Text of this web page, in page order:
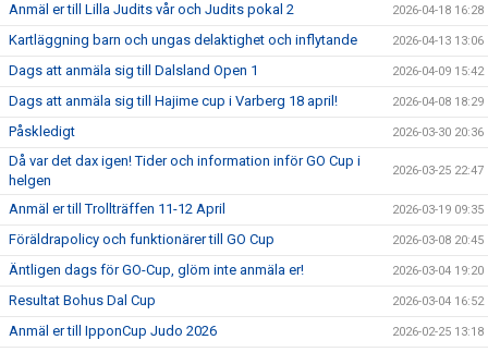
Anmäl er till Lilla Judits vår och Judits pokal 2 2026-04-18 16:28
Kartläggning barn och ungas delaktighet och inflytande 2026-04-13 13:06
Dags att anmäla sig till Dalsland Open 1 2026-04-09 15:42
Dags att anmäla sig till Hajime cup i Varberg 18 april! 2026-04-08 18:29
Påskledigt 2026-03-30 20:36
Då var det dax igen! Tider och information inför GO Cup i
helgen
2026-03-25 22:47
Anmäl er till Trollträffen 11-12 April 2026-03-19 09:35
Föräldrapolicy och funktionärer till GO Cup 2026-03-08 20:45
Äntligen dags för GO-Cup, glöm inte anmäla er! 2026-03-04 19:20
Resultat Bohus Dal Cup 2026-03-04 16:52
Anmäl er till IpponCup Judo 2026 2026-02-25 13:18